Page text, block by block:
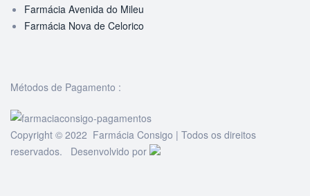
Farmácia Avenida do Mileu
Farmácia Nova de Celorico
Métodos de Pagamento :
Copyright © 2022 Farmácia Consigo | Todos os direitos
reservados. Desenvolvido por